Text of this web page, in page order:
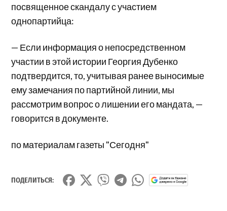
посвященное скандалу с участием
однопартийца:
— Если информация о непосредственном
участии в этой истории Георгия Дубенко
подтвердится, то, учитывая ранее выносимые
ему замечания по партийной линии, мы
рассмотрим вопрос о лишении его мандата, —
говорится в документе.
по материалам газеты "Сегодня"
ПОДЕЛИТЬСЯ: